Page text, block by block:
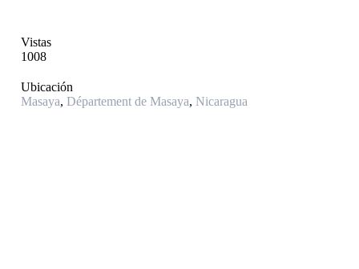
Vistas
1008
Ubicación
Masaya, Département de Masaya, Nicaragua